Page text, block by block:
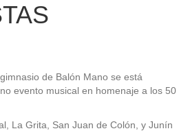
de Balón Mano se está
evento musical en homenaje a los 50
La Grita, San Juan de Colón, y Junín